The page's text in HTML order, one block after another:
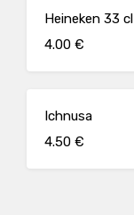
Heineken 33 cl
4.00 €
Ichnusa
4.50 €